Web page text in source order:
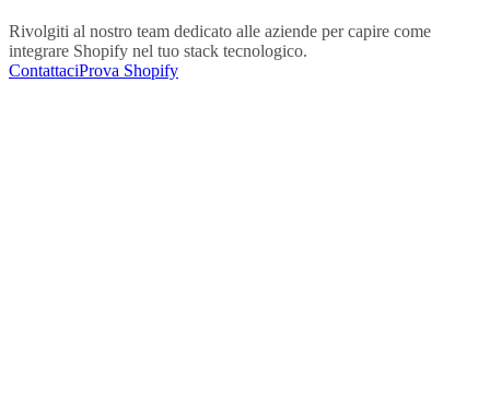
Rivolgiti al nostro team dedicato alle aziende per capire come
integrare Shopify nel tuo stack tecnologico.
ContattaciProva Shopify